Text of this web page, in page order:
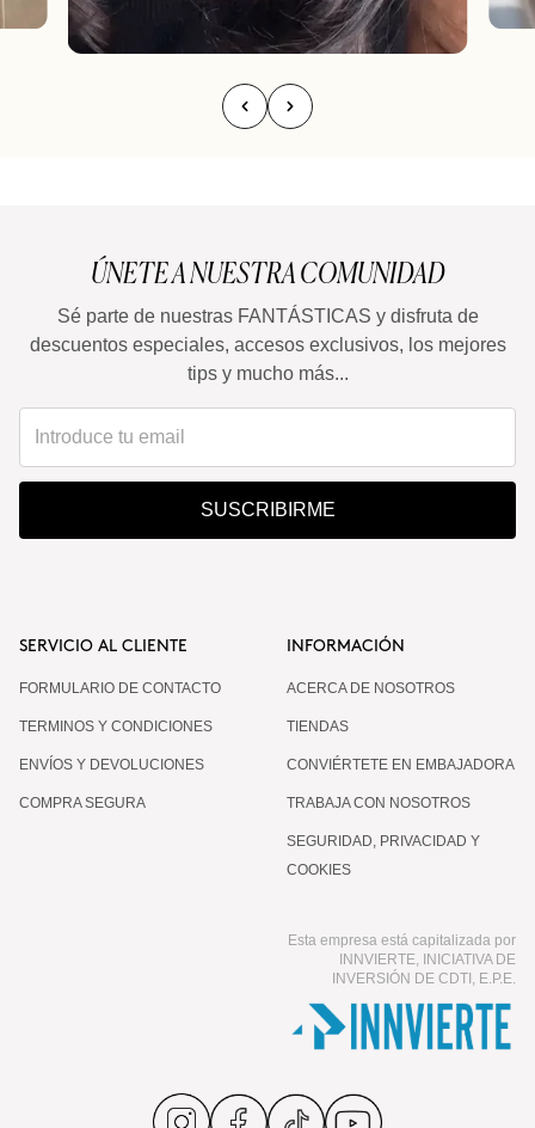
ÚNETE A NUESTRA COMUNIDAD
Sé parte de nuestras FANTÁSTICAS y disfruta de
descuentos especiales, accesos exclusivos, los mejores
tips y mucho más...
SUSCRIBIRME
SERVICIO AL CLIENTE
FORMULARIO DE CONTACTO
TERMINOS Y CONDICIONES
ENVÍOS Y DEVOLUCIONES
COMPRA SEGURA
INFORMACIÓN
ACERCA DE NOSOTROS
TIENDAS
CONVIÉRTETE EN EMBAJADORA
TRABAJA CON NOSOTROS
SEGURIDAD, PRIVACIDAD Y
COOKIES
Esta empresa está capitalizada por
INNVIERTE, INICIATIVA DE
INVERSIÓN DE CDTI, E.P.E.